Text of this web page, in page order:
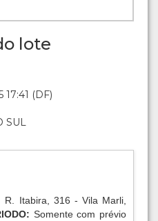
lote
17:41 (DF)
SUL
R. Itabira, 316 - Vila Marli,
Somente com prévio